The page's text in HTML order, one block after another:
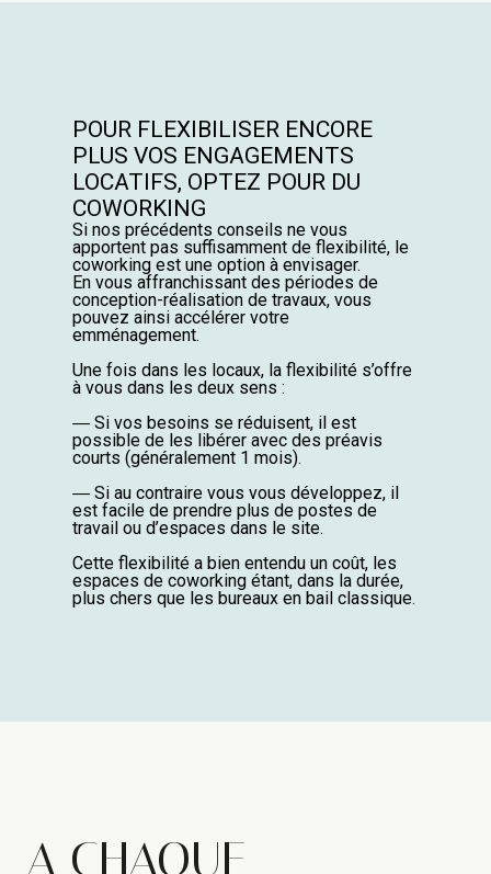
POUR FLEXIBILISER ENCORE
PLUS VOS ENGAGEMENTS
LOCATIFS, OPTEZ POUR DU
COWORKING
Si nos précédents conseils ne vous
apportent pas suffisamment de flexibilité, le
coworking est une option à envisager.
En vous affranchissant des périodes de
conception-réalisation de travaux, vous
pouvez ainsi accélérer votre
emménagement.
Une fois dans les locaux, la flexibilité s’offre
à vous dans les deux sens :
― Si vos besoins se réduisent, il est
possible de les libérer avec des préavis
courts (généralement 1 mois).
― Si au contraire vous vous développez, il
est facile de prendre plus de postes de
travail ou d’espaces dans le site.
Cette flexibilité a bien entendu un coût, les
espaces de coworking étant, dans la durée,
plus chers que les bureaux en bail classique.
A CHAQUE